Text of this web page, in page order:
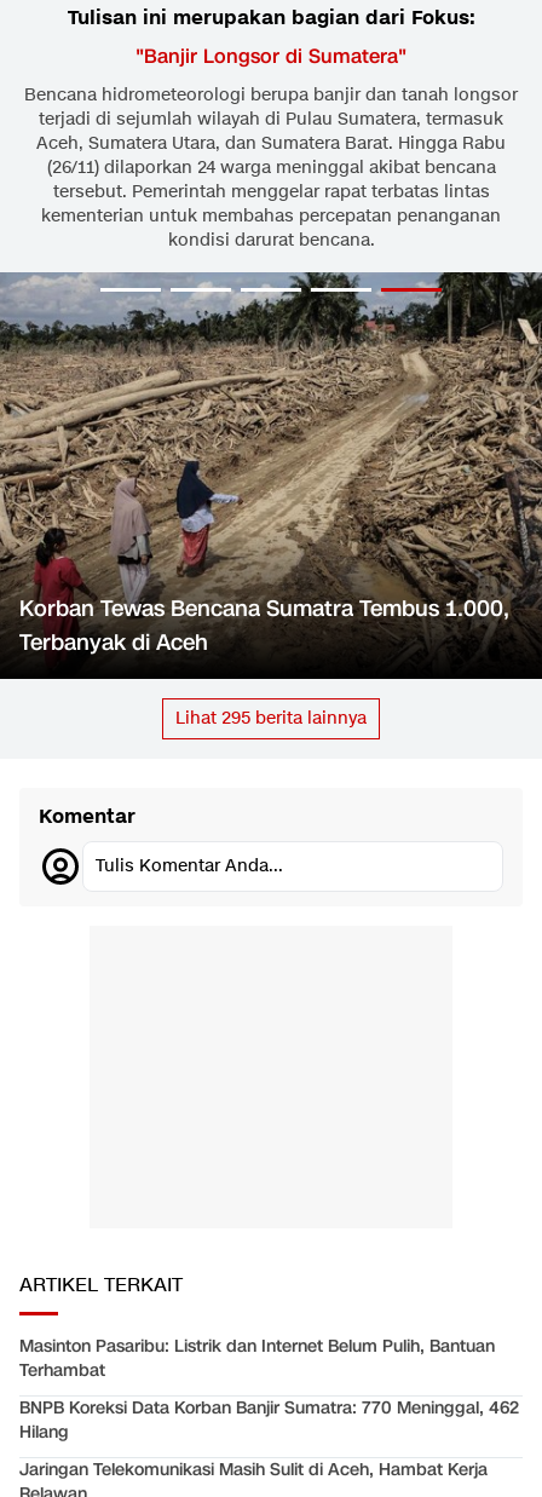
Tulisan ini merupakan bagian dari Fokus:
"Banjir Longsor di Sumatera"
Bencana hidrometeorologi berupa banjir dan tanah longsor
terjadi di sejumlah wilayah di Pulau Sumatera, termasuk
Aceh, Sumatera Utara, dan Sumatera Barat. Hingga Rabu
(26/11) dilaporkan 24 warga meninggal akibat bencana
tersebut. Pemerintah menggelar rapat terbatas lintas
kementerian untuk membahas percepatan penanganan
kondisi darurat bencana.
Korban Tewas Bencana Sumatra Tembus 1.000,
Terbanyak di Aceh
Lihat 295 berita lainnya
Komentar
Tulis Komentar Anda...
ARTIKEL TERKAIT
Masinton Pasaribu: Listrik dan Internet Belum Pulih, Bantuan
Terhambat
BNPB Koreksi Data Korban Banjir Sumatra: 770 Meninggal, 462
Hilang
Jaringan Telekomunikasi Masih Sulit di Aceh, Hambat Kerja